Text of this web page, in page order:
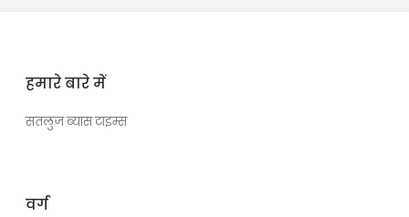
हमारे बारे में
सतलुज ब्यास टाइम्स
वर्ग